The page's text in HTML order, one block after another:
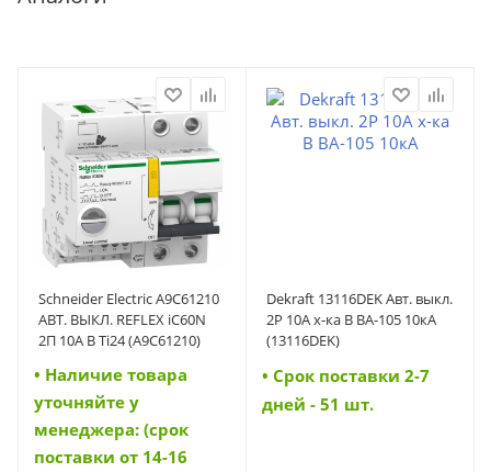
Schneider Electric A9C61210
АВТ. ВЫКЛ. REFLEX iC60N
2П 10A B Ti24 (A9C61210)
• Наличие товара
уточняйте у
менеджера: (срок
поставки от 14-16
Dekraft 13116DEK Авт. выкл.
2P 10A х-ка B ВА-105 10кА
(13116DEK)
• Cрок поставки 2-7
дней - 51 шт.